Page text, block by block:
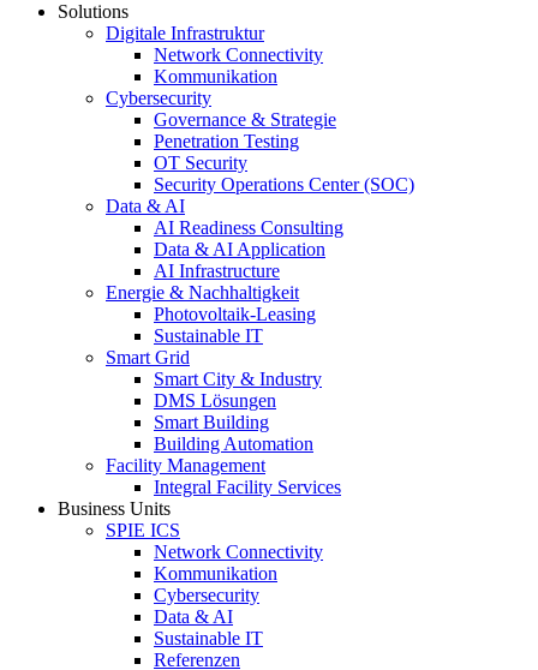
Solutions
Digitale Infrastruktur
Network Connectivity
Kommunikation
Cybersecurity
Governance & Strategie
Penetration Testing
OT Security
Security Operations Center (SOC)
Data & AI
AI Readiness Consulting
Data & AI Application
AI Infrastructure
Energie & Nachhaltigkeit
Photovoltaik-Leasing
Sustainable IT
Smart Grid
Smart City & Industry
DMS Lösungen
Smart Building
Building Automation
Facility Management
Integral Facility Services
Business Units
SPIE ICS
Network Connectivity
Kommunikation
Cybersecurity
Data & AI
Sustainable IT
Referenzen